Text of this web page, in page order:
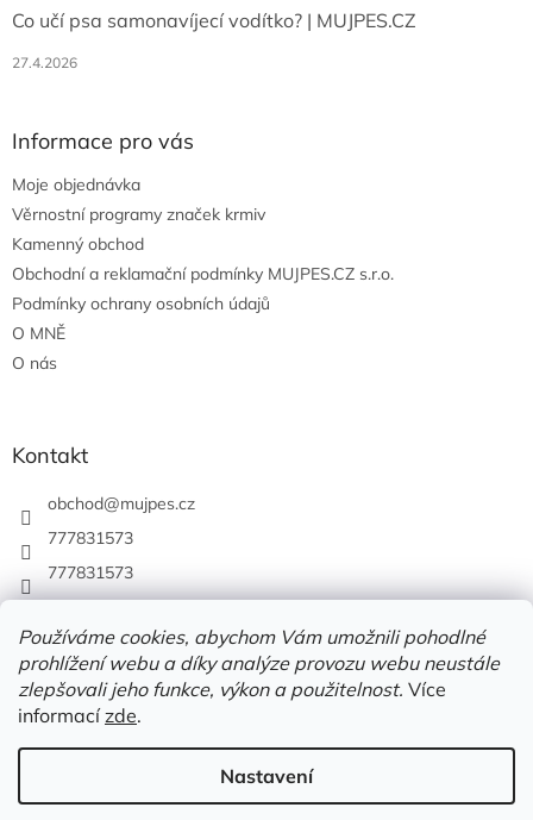
Používáme cookies, abychom Vám umožnili pohodlné
prohlížení webu a díky analýze provozu webu neustále
zlepšovali jeho funkce, výkon a použitelnost. Více
informacízde.
Nastavení
Co učí psa samonavíjecí vodítko? | MUJPES.CZ
27.4.2026
Informace pro vás
Moje objednávka
Věrnostní programy značek krmiv
Kamenný obchod
Obchodní a reklamační podmínky MUJPES.CZ s.r.o.
Podmínky ochrany osobních údajů
O MNĚ
O nás
Kontakt
obchod@mujpes.cz
777831573
777831573
Vytvořil Shoptet